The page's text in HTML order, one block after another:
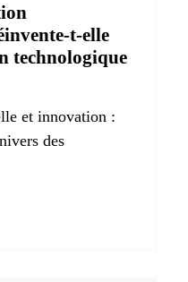
t-elle
technologique
et innovation :
des